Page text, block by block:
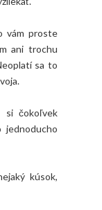
vám proste
ani trochu
sa to
si čokoľvek
jednoducho
kúsok,